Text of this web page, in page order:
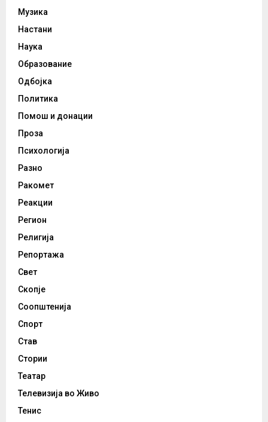
Музика
Настани
Наука
Образование
Одбојка
Политика
Помош и донации
Проза
Психологија
Разно
Ракомет
Реакции
Регион
Религија
Репортажа
Свет
Скопје
Соопштенија
Спорт
Став
Стории
Театар
Телевизија во Живо
Тенис